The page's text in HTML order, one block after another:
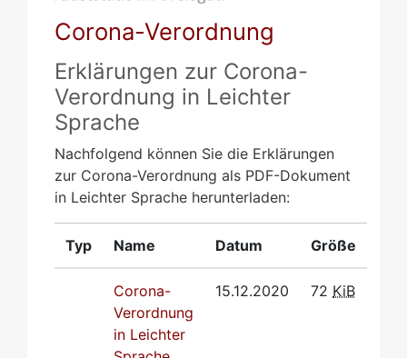
Corona-Verordnung
Erklärungen zur Corona-
Verordnung in Leichter
Sprache
Nachfolgend können Sie die Erklärungen
zur Corona-Verordnung als PDF-Dokument
in Leichter Sprache herunterladen:
Typ Name Datum Größe
Corona-
Verordnung
in Leichter
15.12.2020 72 KiB